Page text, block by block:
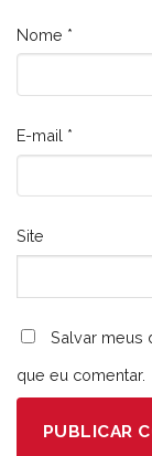
Nome *
E-mail *
Site
Salvar meus
que eu comentar.